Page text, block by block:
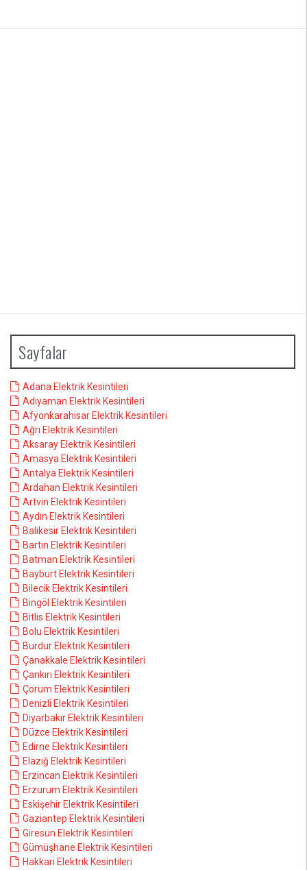
Sayfalar
Adana Elektrik Kesintileri
Adıyaman Elektrik Kesintileri
Afyonkarahisar Elektrik Kesintileri
Ağrı Elektrik Kesintileri
Aksaray Elektrik Kesintileri
Amasya Elektrik Kesintileri
Antalya Elektrik Kesintileri
Ardahan Elektrik Kesintileri
Artvin Elektrik Kesintileri
Aydın Elektrik Kesintileri
Balıkesir Elektrik Kesintileri
Bartın Elektrik Kesintileri
Batman Elektrik Kesintileri
Bayburt Elektrik Kesintileri
Bilecik Elektrik Kesintileri
Bingöl Elektrik Kesintileri
Bitlis Elektrik Kesintileri
Bolu Elektrik Kesintileri
Burdur Elektrik Kesintileri
Çanakkale Elektrik Kesintileri
Çankırı Elektrik Kesintileri
Çorum Elektrik Kesintileri
Denizli Elektrik Kesintileri
Diyarbakır Elektrik Kesintileri
Düzce Elektrik Kesintileri
Edirne Elektrik Kesintileri
Elazığ Elektrik Kesintileri
Erzincan Elektrik Kesintileri
Erzurum Elektrik Kesintileri
Eskişehir Elektrik Kesintileri
Gaziantep Elektrik Kesintileri
Giresun Elektrik Kesintileri
Gümüşhane Elektrik Kesintileri
Hakkari Elektrik Kesintileri